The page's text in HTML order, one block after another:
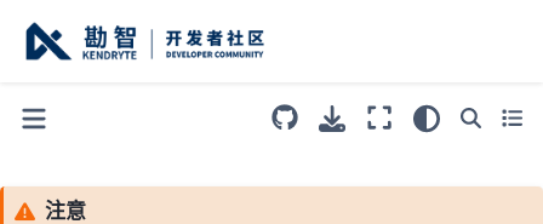
注意